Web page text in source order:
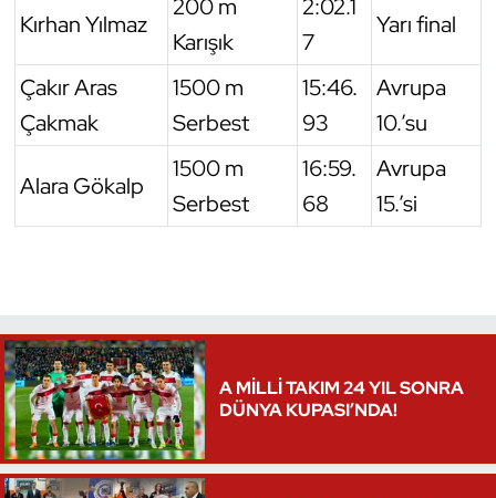
Kırhan Yılmaz
200 m
Karışık
2:02.1
7
Yarı final
Çakır Aras
Çakmak
1500 m
Serbest
15:46.
93
Avrupa
10.’su
Alara Gökalp
1500 m
Serbest
16:59.
68
Avrupa
15.’si
A MİLLİ TAKIM 24 YIL SONRA
DÜNYA KUPASI’NDA!